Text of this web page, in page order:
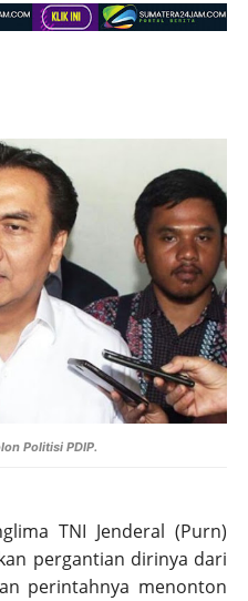
Politisi PDIP.
TNI Jenderal (Purn)
pergantian dirinya dari
perintahnya menonton